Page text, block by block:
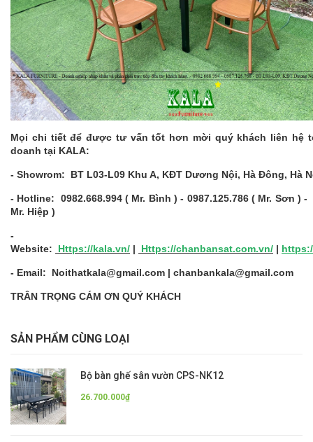
Mọi chi tiết để được tư vấn tốt hơn mời quý khách liên hệ
doanh tại KALA:
- Showrom: BT L03-L09 Khu A, KĐT Dương Nội, Hà Đông, Hà
- Hotline: 0982.668.994 ( Mr. Bình ) - 0987.125.786 ( Mr. Sơn ) -
Mr. Hiệp )
-
Website:
Https://kala.vn/ | Https://chanbansat.com.vn/ |
- Email: Noithatkala@gmail.com | chanbankala@gmail.com
TRÂN TRỌNG CÁM ƠN QUÝ KHÁCH
SẢN PHẨM CÙNG LOẠI
Bộ bàn ghế sân vườn CPS-NK12
26.700.000₫